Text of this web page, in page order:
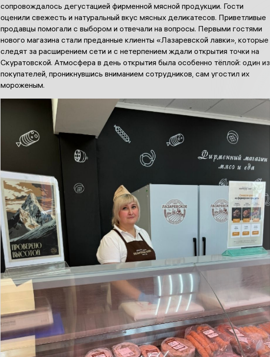
сопровождалось дегустацией фирменной мясной продукции. Гости
оценили свежесть и натуральный вкус мясных деликатесов. Приветливые
продавцы помогали с выбором и отвечали на вопросы. Первыми гостями
нового магазина стали преданные клиенты «Лазаревской лавки», которые
следят за расширением сети и с нетерпением ждали открытия точки на
Скуратовской. Атмосфера в день открытия была особенно тёплой: один из
покупателей, проникнувшись вниманием сотрудников, сам угостил их
мороженым.